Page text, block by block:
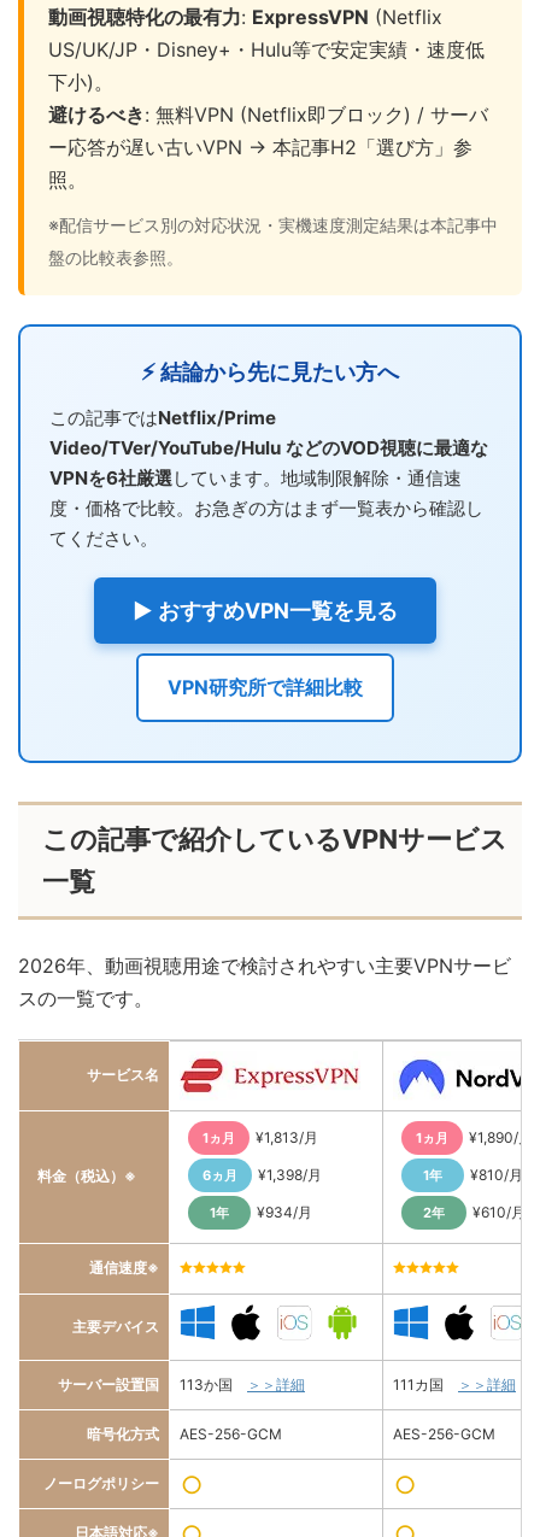
動画視聴特化の最有力: ExpressVPN (Netflix
US/UK/JP・Disney+・Hulu等で安定実績・速度低
下小)。
避けるべき: 無料VPN (Netflix即ブロック) / サーバ
ー応答が遅い古いVPN → 本記事H2「選び方」参
照。
※配信サービス別の対応状況・実機速度測定結果は本記事中
盤の比較表参照。
⚡ 結論から先に見たい方へ
この記事ではNetflix/Prime
Video/TVer/YouTube/Hulu などのVOD視聴に最適な
VPNを6社厳選しています。地域制限解除・通信速
度・価格で比較。お急ぎの方はまず一覧表から確認し
てください。
▶ おすすめVPN一覧を見る
VPN研究所で詳細比較
この記事で紹介しているVPNサービス
一覧
2026年、動画視聴用途で検討されやすい主要VPNサービ
スの一覧です。
サービス名
料金（税込）※
1ヵ月 ¥1,813/月
6ヵ月 ¥1,398/月
1年 ¥934/月
1ヵ月 ¥1,890/月
1年 ¥810/月
2年 ¥610/月
通信速度※
主要デバイス
サーバー設置国 113か国 ＞＞詳細 111カ国 ＞＞詳細
暗号化方式 AES-256-GCM AES-256-GCM
ノーログポリシー ○ ○
日本語対応※